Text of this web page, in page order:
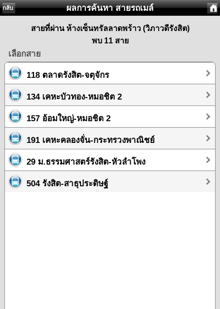
กลับ ผลการค้นหา สายรถเมล์
สายที่ผ่าน ห้างเซ็นทรัลลาดพร้าว (วิภาวดีรังสิต)
พบ 11 สาย
เลือกสาย
118 ตลาดรังสิต-จตุจักร
134 เคหะบัวทอง-หมอชิต 2
157 อ้อมใหญ่-หมอชิต 2
191 เคหะคลองจั่น-กระทรวงพาณิชย์
29 ม.ธรรมศาสตร์รังสิต-หัวลำโพง
504 รังสิต-สาธุประดิษฐ์